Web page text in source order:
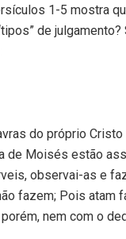
1-5 mostra
de julgamento?
do próprio
de Moisés estão
observai-as e
fazem; Pois atam
nem com o